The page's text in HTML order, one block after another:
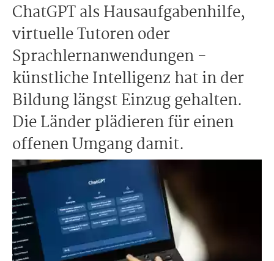
ChatGPT als Hausaufgabenhilfe,
virtuelle Tutoren oder
Sprachlernanwendungen -
künstliche Intelligenz hat in der
Bildung längst Einzug gehalten.
Die Länder plädieren für einen
offenen Umgang damit.